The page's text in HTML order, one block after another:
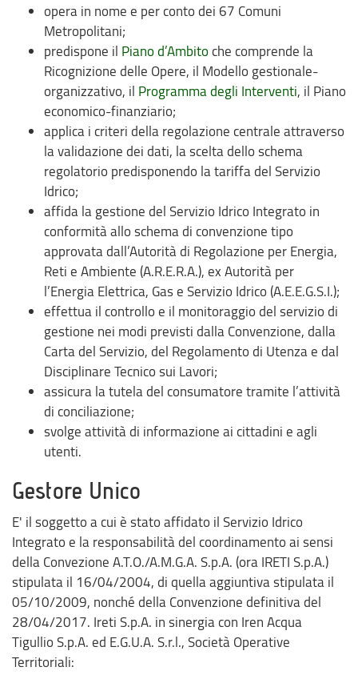
opera in nome e per conto dei 67 Comuni
Metropolitani;
predispone il Piano d’Ambitoche comprende la
Ricognizione delle Opere, il Modello gestionale-
organizzativo, il Programma degli Interventi, il Piano
economico-finanziario;
applica i criteri della regolazione centrale attraverso
la validazione dei dati, la scelta dello schema
regolatorio predisponendo la tariffa del Servizio
Idrico;
affida la gestione del Servizio Idrico Integrato in
conformità allo schema di convenzione tipo
approvata dall’Autorità di Regolazione per Energia,
Reti e Ambiente (A.R.E.R.A.), ex Autorità per
l’Energia Elettrica, Gas e Servizio Idrico (A.E.E.G.S.I.);
effettua il controllo e il monitoraggio del servizio di
gestione nei modi previsti dalla Convenzione, dalla
Carta del Servizio, del Regolamento di Utenza e dal
Disciplinare Tecnico sui Lavori;
assicura la tutela del consumatore tramite l’attività
di conciliazione;
svolge attività di informazione ai cittadini e agli
utenti.
Gestore Unico
E' il soggetto a cui è stato affidato il Servizio Idrico
Integrato e la responsabilità del coordinamento ai sensi
della Convezione A.T.O./A.M.G.A. S.p.A. (ora IRETI S.p.A.)
stipulata il 16/04/2004, di quella aggiuntiva stipulata il
05/10/2009, nonché della Convenzione definitiva del
28/04/2017. Ireti S.p.A. in sinergia con Iren Acqua
Tigullio S.p.A. ed E.G.U.A. S.r.l., Società Operative
Territoriali: